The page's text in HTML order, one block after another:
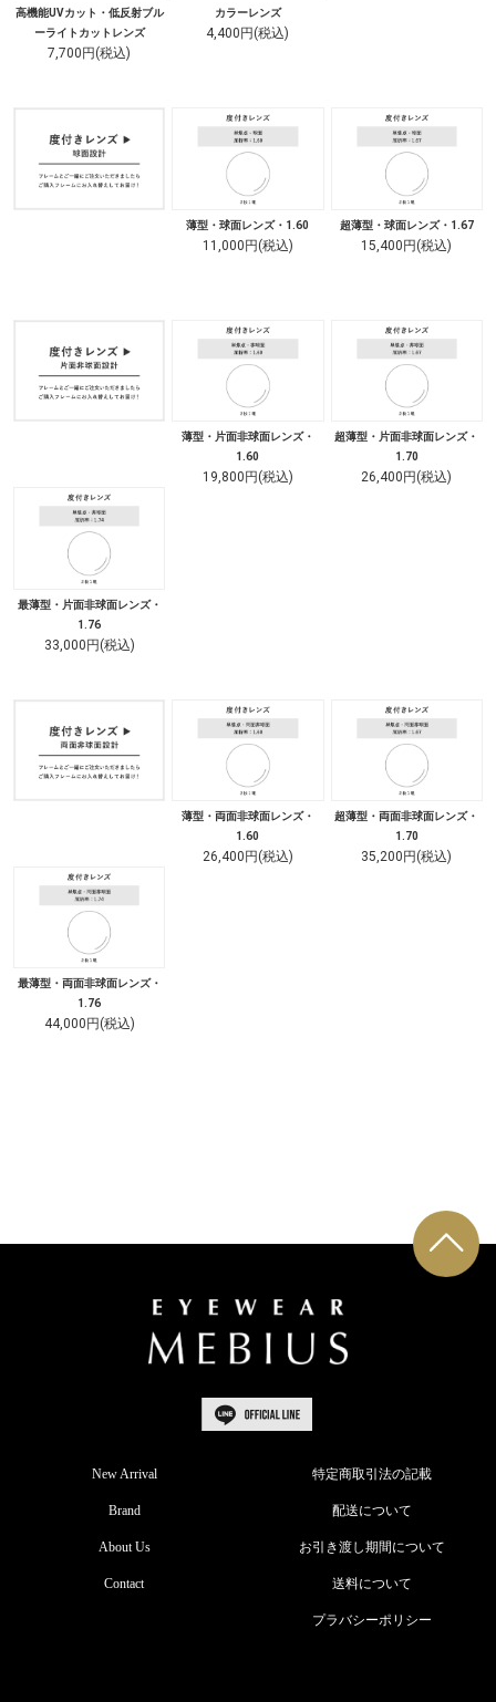
高機能UVカット・低反射ブル
ーライトカットレンズ
7,700円(税込)
カラーレンズ
4,400円(税込)
薄型・球面レンズ・1.60
11,000円(税込)
超薄型・球面レンズ・1.67
15,400円(税込)
薄型・片面非球面レンズ・
1.60
19,800円(税込)
超薄型・片面非球面レンズ・
1.70
26,400円(税込)
最薄型・片面非球面レンズ・
1.76
33,000円(税込)
薄型・両面非球面レンズ・
1.60
26,400円(税込)
超薄型・両面非球面レンズ・
1.70
35,200円(税込)
最薄型・両面非球面レンズ・
1.76
44,000円(税込)
New Arrival
Brand
About Us
Contact
特定商取引法の記載
配送について
お引き渡し期間について
送料について
プラバシーポリシー